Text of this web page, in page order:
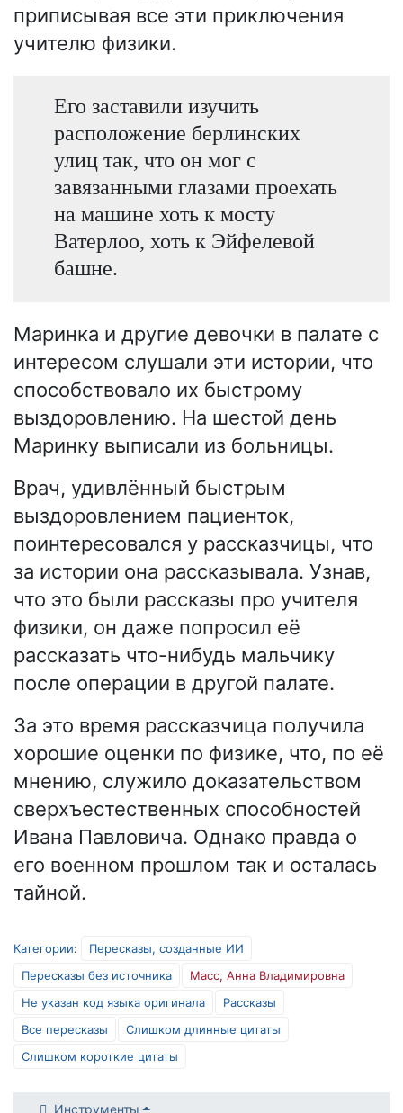
приписывая все эти приключения
учителю физики.
Его заставили изучить
расположение берлинских
улиц так, что он мог с
завязанными глазами проехать
на машине хоть к мосту
Ватерлоо, хоть к Эйфелевой
башне.
Маринка и другие девочки в палате с
интересом слушали эти истории, что
способствовало их быстрому
выздоровлению. На шестой день
Маринку выписали из больницы.
Врач, удивлённый быстрым
выздоровлением пациенток,
поинтересовался у рассказчицы, что
за истории она рассказывала. Узнав,
что это были рассказы про учителя
физики, он даже попросил её
рассказать что-нибудь мальчику
после операции в другой палате.
За это время рассказчица получила
хорошие оценки по физике, что, по её
мнению, служило доказательством
сверхъестественных способностей
Ивана Павловича. Однако правда о
его военном прошлом так и осталась
тайной.
Категории:
Пересказы, созданные ИИ
Пересказы без источника
Масс, Анна Владимировна
Не указан код языка оригинала
Рассказы
Все пересказы
Слишком длинные цитаты
Слишком короткие цитаты
Инструменты